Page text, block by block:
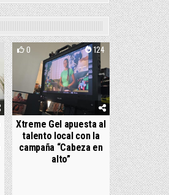
0 124
Xtreme Gel apuesta al
talento local con la
campaña “Cabeza en
alto”